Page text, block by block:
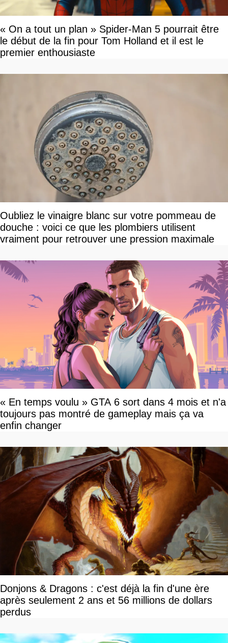
« On a tout un plan » Spider-Man 5 pourrait être
le début de la fin pour Tom Holland et il est le
premier enthousiaste
Oubliez le vinaigre blanc sur votre pommeau de
douche : voici ce que les plombiers utilisent
vraiment pour retrouver une pression maximale
« En temps voulu » GTA 6 sort dans 4 mois et n'a
toujours pas montré de gameplay mais ça va
enfin changer
Donjons & Dragons : c'est déjà la fin d'une ère
après seulement 2 ans et 56 millions de dollars
perdus